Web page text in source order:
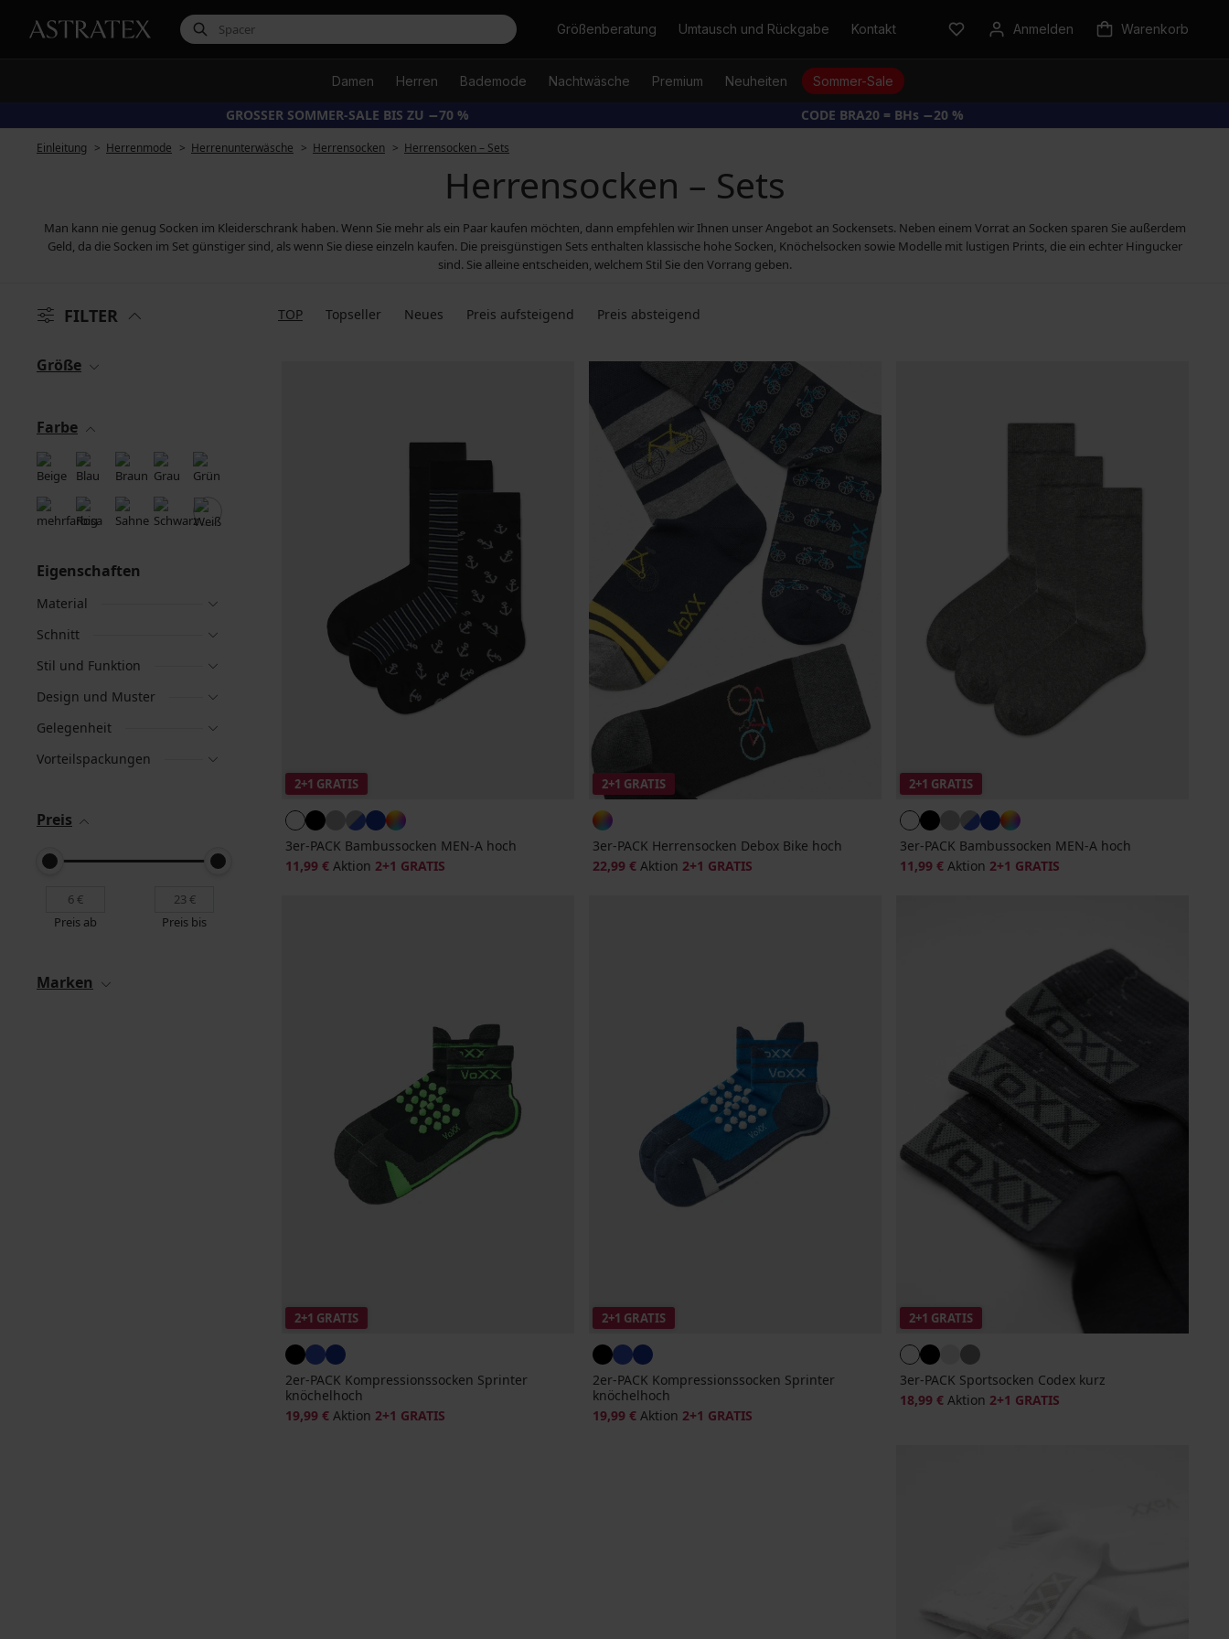
SucheGrößenberatung Umtausch und Rückgabe Kontakt Anmelden Warenkorb
Damen Herren Bademode Nachtwäsche Premium Neuheiten Sommer-Sale
GROSSER SOMMER-SALE BIS ZU −70 % CODE BRA20 = BHs −20 %
Einleitung Herrenmode Herrenunterwäsche Herrensocken Herrensocken – Sets
Herrensocken – Sets
Man kann nie genug Socken im Kleiderschrank haben. Wenn Sie mehr als ein Paar kaufen möchten, dann empfehlen wir Ihnen unser Angebot an Sockensets. Neben einem Vorrat an Socken sparen Sie außerdem
Geld, da die Socken im Set günstiger sind, als wenn Sie diese einzeln kaufen. Die preisgünstigen Sets enthalten klassische hohe Socken, Knöchelsocken sowie Modelle mit lustigen Prints, die ein echter Hingucker
sind. Sie alleine entscheiden, welchem Stil Sie den Vorrang geben.
FILTER TOP Topseller Neues Preis aufsteigend Preis absteigend
Größe
Farbe
Eigenschaften
Material
Schnitt
Stil und Funktion
Design und Muster
Gelegenheit
Vorteilspackungen
Preis
Preis ab Preis bis
Marken
2+1 GRATIS
3er-PACK Bambussocken MEN-A hoch
11,99 € Aktion 2+1 GRATIS
2+1 GRATIS
3er-PACK Herrensocken Debox Bike hoch
22,99 € Aktion 2+1 GRATIS
2+1 GRATIS
3er-PACK Bambussocken MEN-A hoch
11,99 € Aktion 2+1 GRATIS
2+1 GRATIS
2er-PACK Kompressionssocken Sprinter
knöchelhoch
19,99 € Aktion 2+1 GRATIS
2+1 GRATIS
2er-PACK Kompressionssocken Sprinter
knöchelhoch
19,99 € Aktion 2+1 GRATIS
2+1 GRATIS
3er-PACK Sportsocken Codex kurz
18,99 € Aktion 2+1 GRATIS